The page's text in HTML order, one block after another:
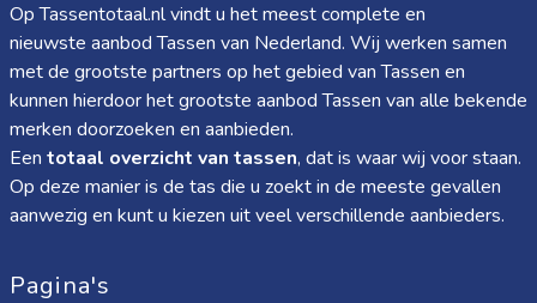
Op Tassentotaal.nl vindt u het meest complete en
nieuwste aanbod Tassen van Nederland. Wij werken samen
met de grootste partners op het gebied van Tassen en
kunnen hierdoor het grootste aanbod Tassen van alle bekende
merken doorzoeken en aanbieden.
Een totaal overzicht van tassen, dat is waar wij voor staan.
Op deze manier is de tas die u zoekt in de meeste gevallen
aanwezig en kunt u kiezen uit veel verschillende aanbieders.
Pagina's